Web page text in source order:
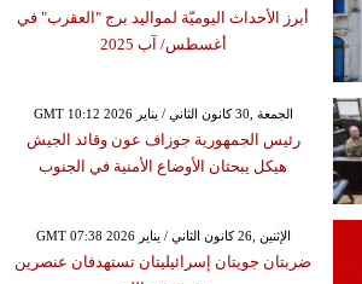
أبرز الأحداث اليوميّة لمواليد برج "العقرب" في
أغسطس/ آب 2025
GMT 10:12 2026 الجمعة ,30 كانون الثاني / يناير
رئيس الجمهورية جوزاف عون وقائد الجيش
هيكل يبحثان الأوضاع الأمنية في الجنوب
GMT 07:38 2026 الإثنين ,26 كانون الثاني / يناير
ضربتان جويتان إسرائيليتان تستهدفان عنصرين